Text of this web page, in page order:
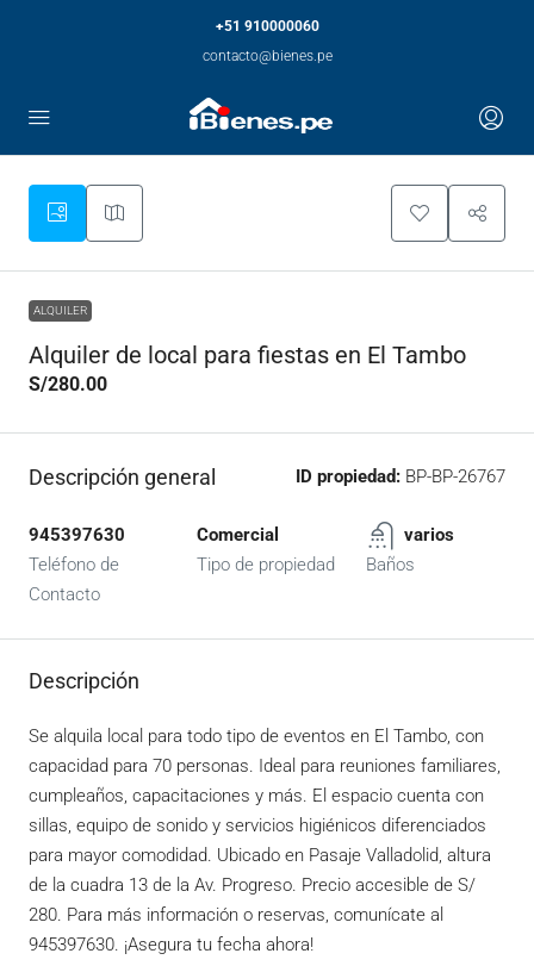
+51 910000060
contacto@bienes.pe
ALQUILER
Alquiler de local para fiestas en El Tambo
S/280.00
Descripción general ID propiedad: BP-BP-26767
945397630
Teléfono de
Contacto
Comercial
Tipo de propiedad
varios
Baños
Descripción
Se alquila local para todo tipo de eventos en El Tambo, con
capacidad para 70 personas. Ideal para reuniones familiares,
cumpleaños, capacitaciones y más. El espacio cuenta con
sillas, equipo de sonido y servicios higiénicos diferenciados
para mayor comodidad. Ubicado en Pasaje Valladolid, altura
de la cuadra 13 de la Av. Progreso. Precio accesible de S/
280. Para más información o reservas, comunícate al
945397630. ¡Asegura tu fecha ahora!